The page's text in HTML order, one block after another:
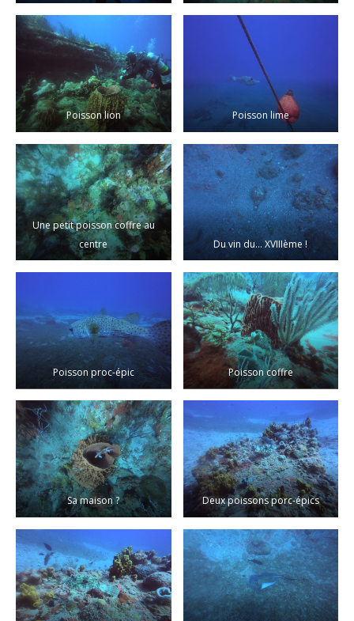
Poisson lion Poisson lime
Une petit poisson coffre au
centre
Du vin du… XVIIIème !
Poisson proc-épic Poisson coffre
Sa maison ? Deux poissons porc-épics